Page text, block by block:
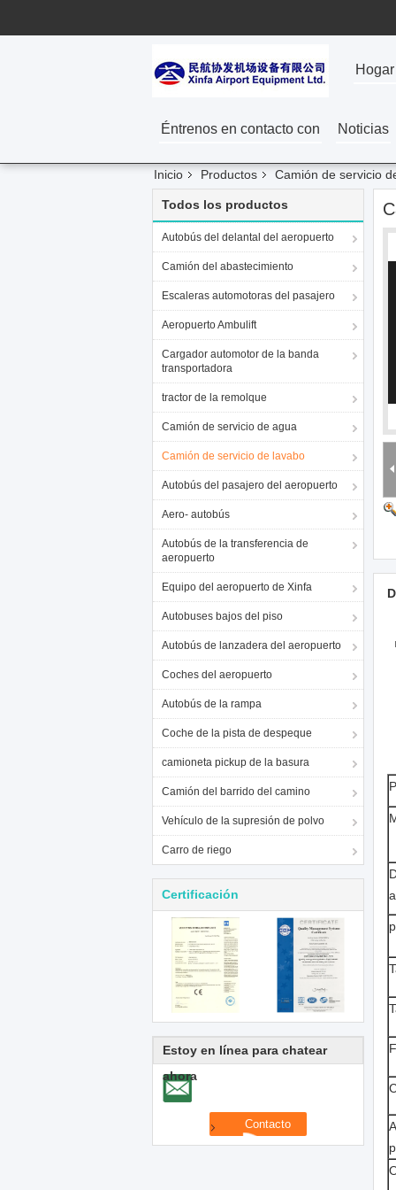
Hogar
Éntrenos en contacto con Noticias
Inicio Productos Camión de servicio
Todos los productos
Autobús del delantal del aeropuerto
Camión del abastecimiento
Escaleras automotoras del pasajero
Aeropuerto Ambulift
Cargador automotor de la banda
transportadora
tractor de la remolque
Camión de servicio de agua
Camión de servicio de lavabo
Autobús del pasajero del aeropuerto
Aero- autobús
Autobús de la transferencia de
aeropuerto
Equipo del aeropuerto de Xinfa
Autobuses bajos del piso
Autobús de lanzadera del aeropuerto
Coches del aeropuerto
Autobús de la rampa
Coche de la pista de despeque
camioneta pickup de la basura
Camión del barrido del camino
Vehículo de la supresión de polvo
Carro de riego
Certificación
Estoy en línea para chatear
ahora